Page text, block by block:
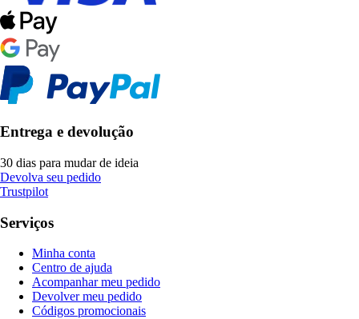
Entrega e devolução
30 dias para mudar de ideia
Devolva seu pedido
Trustpilot
Serviços
Minha conta
Centro de ajuda
Acompanhar meu pedido
Devolver meu pedido
Códigos promocionais